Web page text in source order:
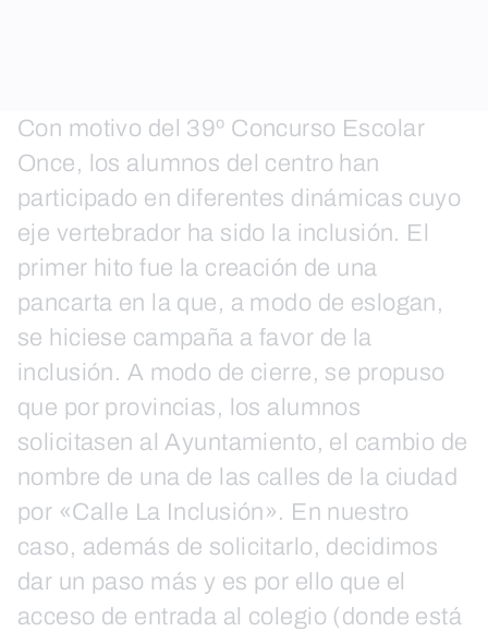
Con motivo del 39º Concurso Escolar
Once, los alumnos del centro han
participado en diferentes dinámicas cuyo
eje vertebrador ha sido la inclusión. El
primer hito fue la creación de una
pancarta en la que, a modo de eslogan,
se hiciese campaña a favor de la
inclusión. A modo de cierre, se propuso
que por provincias, los alumnos
solicitasen al Ayuntamiento, el cambio de
nombre de una de las calles de la ciudad
por «Calle La Inclusión». En nuestro
caso, además de solicitarlo, decidimos
dar un paso más y es por ello que el
acceso de entrada al colegio (donde está